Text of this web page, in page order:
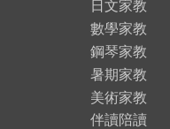
日文家教
數學家教
鋼琴家教
暑期家教
美術家教
伴讀陪讀